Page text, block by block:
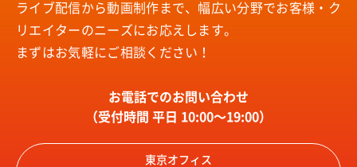
ライブ配信から動画制作まで、幅広い分野でお客様・ク
リエイターのニーズにお応えします。
まずはお気軽にご相談ください！
お電話でのお問い合わせ
（受付時間 平日 10:00〜19:00）
東京オフィス